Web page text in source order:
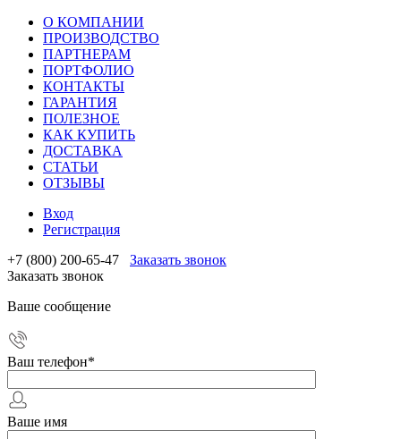
О КОМПАНИИ
ПРОИЗВОДСТВО
ПАРТНЕРАМ
ПОРТФОЛИО
КОНТАКТЫ
ГАРАНТИЯ
ПОЛЕЗНОЕ
КАК КУПИТЬ
ДОСТАВКА
СТАТЬИ
ОТЗЫВЫ
Вход
Регистрация
+7 (800) 200-65-47
Заказать звонок
Заказать звонок
Ваше сообщение
Ваш телефон*
Ваше имя